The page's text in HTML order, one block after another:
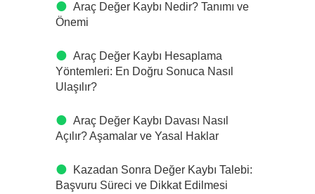
Araç Değer Kaybı Nedir? Tanımı ve
Önemi
Araç Değer Kaybı Hesaplama
Yöntemleri: En Doğru Sonuca Nasıl
Ulaşılır?
Araç Değer Kaybı Davası Nasıl
Açılır? Aşamalar ve Yasal Haklar
Kazadan Sonra Değer Kaybı Talebi:
Başvuru Süreci ve Dikkat Edilmesi